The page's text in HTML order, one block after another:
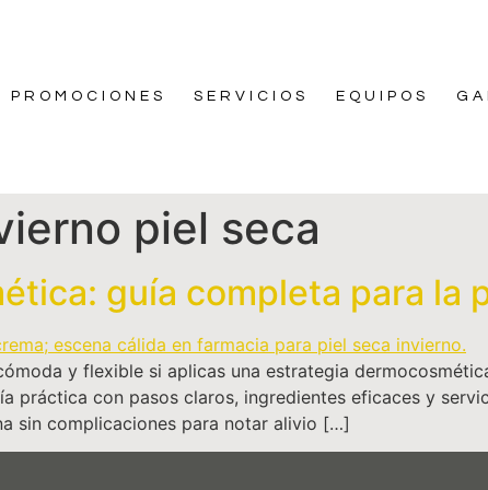
PROMOCIONES SERVICIOS EQUIPOS
piel seca
guía completa para la
y flexible si aplicas una estrategia
práctica con pasos claros, ingredientes eficaces y
sin complicaciones para notar alivio […]